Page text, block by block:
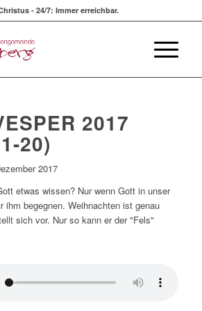
- 24/7: Immer erreichbar.
2017
20)
2017
etwas wissen? Nur wenn Gott in unser
ihm begegnen. Weihnachten ist genau
sich vor. Nur so kann er der "Fels"